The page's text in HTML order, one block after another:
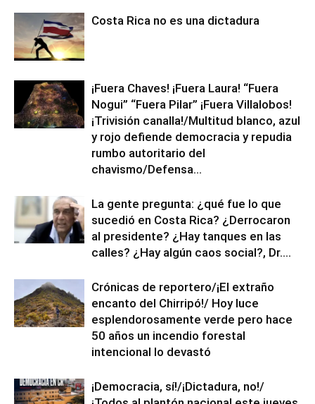
Costa Rica no es una dictadura
¡Fuera Chaves! ¡Fuera Laura! “Fuera
Nogui” “Fuera Pilar” ¡Fuera Villalobos!
¡Trivisión canalla!/Multitud blanco, azul
y rojo defiende democracia y repudia
rumbo autoritario del
chavismo/Defensa...
La gente pregunta: ¿qué fue lo que
sucedió en Costa Rica? ¿Derrocaron
al presidente? ¿Hay tanques en las
calles? ¿Hay algún caos social?, Dr....
Crónicas de reportero/¡El extraño
encanto del Chirripó!/ Hoy luce
esplendorosamente verde pero hace
50 años un incendio forestal
intencional lo devastó
¡Democracia, sí!/¡Dictadura, no!/